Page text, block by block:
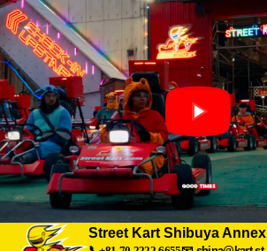
Street Kart Shibuya Annex